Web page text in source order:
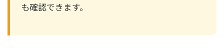
も確認できます。